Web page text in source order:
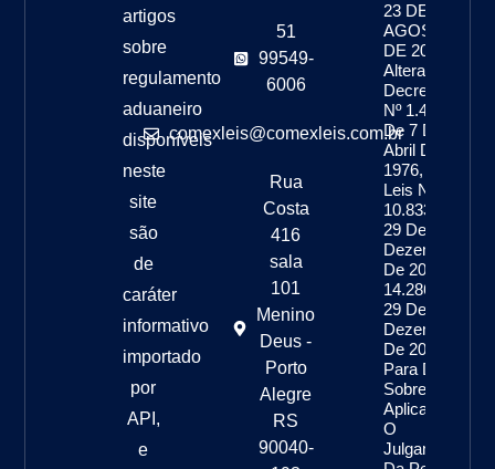
artigos
sobre
regulamento
aduaneiro
disponíveis
neste
site
são
de
caráter
informativo
importado
por
API,
e
51
99549-
6006
comexleis@comexleis.com.br
Rua
Costa
416
sala
101
Menino
Deus -
Porto
Alegre
RS
90040-
23 DE
AGOSTO
DE 2023 –
Altera O
Decreto-Lei
Nº 1.455,
De 7 De
Abril De
1976, As
Leis Nºs
10.833, De
29 De
Dezembro
De 2003, E
14.286, De
29 De
Dezembro
De 2021,
Para Dispor
Sobre A
Aplicação E
O
Julgamento